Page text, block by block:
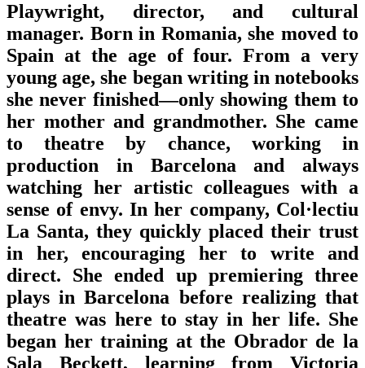
Playwright, director, and cultural
manager. Born in Romania, she moved to
Spain at the age of four. From a very
young age, she began writing in notebooks
she never finished—only showing them to
her mother and grandmother. She came
to theatre by chance, working in
production in Barcelona and always
watching her artistic colleagues with a
sense of envy. In her company, Col·lectiu
La Santa, they quickly placed their trust
in her, encouraging her to write and
direct. She ended up premiering three
plays in Barcelona before realizing that
theatre was here to stay in her life. She
began her training at the Obrador de la
Sala Beckett, learning from Victoria